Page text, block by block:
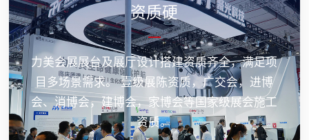
资质硬
力美会展展台及展厅设计搭建资质齐全，满足项
目多场景需求。 壹级展陈资质，广交会，进博
会、消博会，建博会，家博会等国家级展会施工
资质。